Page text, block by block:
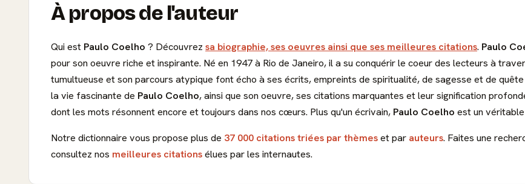
À propos de l'auteur
Qui est Paulo Coelho ? Découvrez sa biographie, ses oeuvres ainsi que ses meilleures citations. Paulo
pour son oeuvre riche et inspirante. Né en 1947 à Rio de Janeiro, il a su conquérir le coeur des lecteurs à
tumultueuse et son parcours atypique font écho à ses écrits, empreints de spiritualité, de sagesse et de
la vie fascinante de Paulo Coelho, ainsi que son oeuvre, ses citations marquantes et leur signification
dont les mots résonnent encore et toujours dans nos cœurs. Plus qu'un écrivain, Paulo Coelho est un
Notre dictionnaire vous propose plus de 37 000 citations triées par thèmeset par auteurs. Faites une
consultez nos meilleures citationsélues par les internautes.